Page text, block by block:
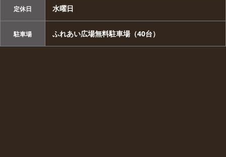
定休日 水曜日
駐車場 ふれあい広場無料駐車場（40台）